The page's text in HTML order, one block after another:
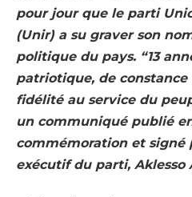
pour jour que le parti
(Unir) a su graver son
politique du pays. “13
patriotique, de constance
fidélité au service du
un communiqué publié
commémoration et signé
exécutif du parti, Aklesso